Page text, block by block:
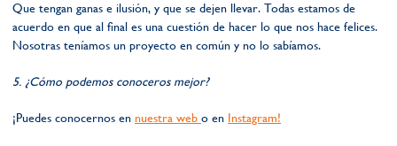
Que tengan ganas e ilusión, y que se dejen llevar. Todas estamos de
acuerdo en que al final es una cuestión de hacer lo que nos hace felices.
Nosotras teníamos un proyecto en común y no lo sabíamos.
5. ¿Cómo podemos conoceros mejor?
¡Puedes conocernos en nuestra web o en Instagram!